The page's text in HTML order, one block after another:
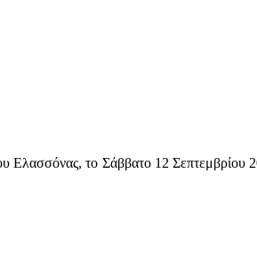
το Σάββατο 12 Σεπτεμβρίου